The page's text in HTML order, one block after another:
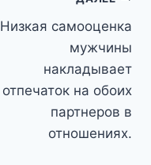
Низкая самооценка
мужчины
накладывает
отпечаток на обоих
партнеров в
отношениях.